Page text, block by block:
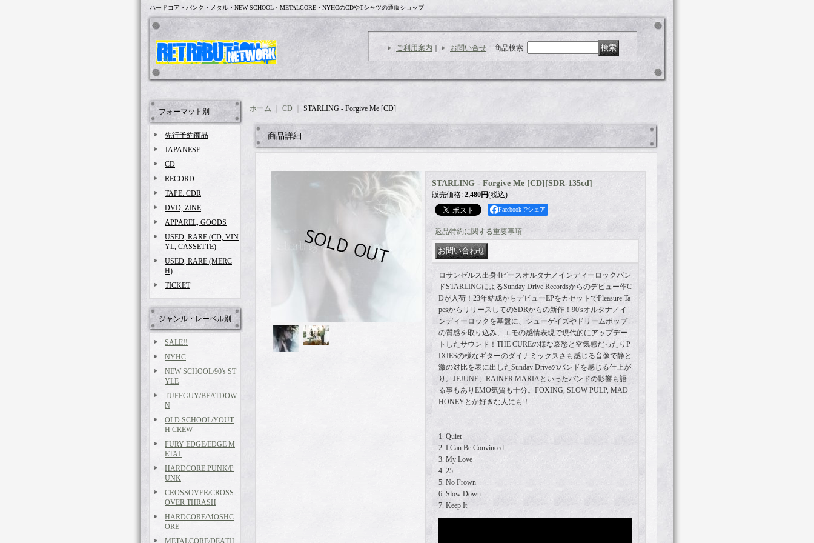
ハードコア・パンク・メタル・NEW SCHOOL・METALCORE・NYHCのCDやTシャツの通販ショップ
ご利用案内 お問い合せ 商品検索:
フォーマット別
先行予約商品
JAPANESE
CD
RECORD
TAPE. CDR
DVD, ZINE
APPAREL, GOODS
USED, RARE (CD, VIN
YL, CASSETTE)
USED, RARE (MERC
H)
TICKET
ジャンル・レーベル別
SALE!!
NYHC
NEW SCHOOL/90's ST
YLE
TUFFGUY/BEATDOW
N
OLD SCHOOL/YOUT
H CREW
FURY EDGE/EDGE M
ETAL
HARDCORE PUNK/P
UNK
CROSSOVER/CROSS
OVER THRASH
HARDCORE/MOSHC
ORE
METALCORE/DEATH
ホーム CD STARLING - Forgive Me [CD]
商品詳細
STARLING - Forgive Me [CD] [SDR-135cd]
販売価格: 2,480円(税込)
Facebookでシェア
返品特約に関する重要事項
ロサンゼルス出身4ピースオルタナ／インディーロックバン
ドSTARLINGによるSunday Drive Recordsからのデビュー作C
Dが入荷！23年結成からデビューEPをカセットでPleasure Ta
pesからリリースしてのSDRからの新作！90'sオルタナ／イ
ンディーロックを基盤に、シューゲイズやドリームポップ
の質感を取り込み、エモの感情表現で現代的にアップデー
トしたサウンド！THE CUREの様な哀愁と空気感だったりP
IXIESの様なギターのダイナミックスさも感じる音像で静と
激の対比を表に出したSunday Driveのバンドを感じる仕上が
り。JEJUNE、RAINER MARIAといったバンドの影響も語
る事もありEMO気質も十分。FOXING, SLOW PULP, MAD
HONEYとか好きな人にも！
1. Quiet
2. I Can Be Convinced
3. My Love
4. 25
5. No Frown
6. Slow Down
7. Keep It